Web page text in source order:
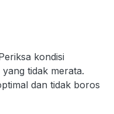
kondisi
tidak merata.
dan tidak boros